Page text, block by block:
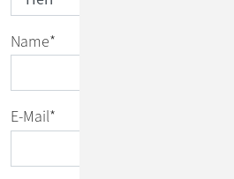
Name*
E-Mail*